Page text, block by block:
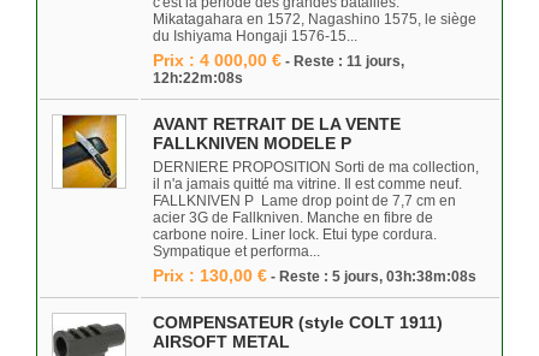
Mikatagahara en 1572, Nagashino 1575, le siège
du Ishiyama Hongaji 1576-15...
Prix : 4 000,00 € - Reste : 11 jours,
12h:22m:08s
AVANT RETRAIT DE LA VENTE
FALLKNIVEN MODELE P
DERNIERE PROPOSITION Sorti de ma collection,
il n'a jamais quitté ma vitrine. Il est comme neuf.
FALLKNIVEN P Lame drop point de 7,7 cm en
acier 3G de Fallkniven. Manche en fibre de
carbone noire. Liner lock. Etui type cordura.
Sympatique et performa...
Prix : 130,00 € - Reste : 5 jours, 03h:38m:08s
COMPENSATEUR (style COLT 1911)
AIRSOFT METAL